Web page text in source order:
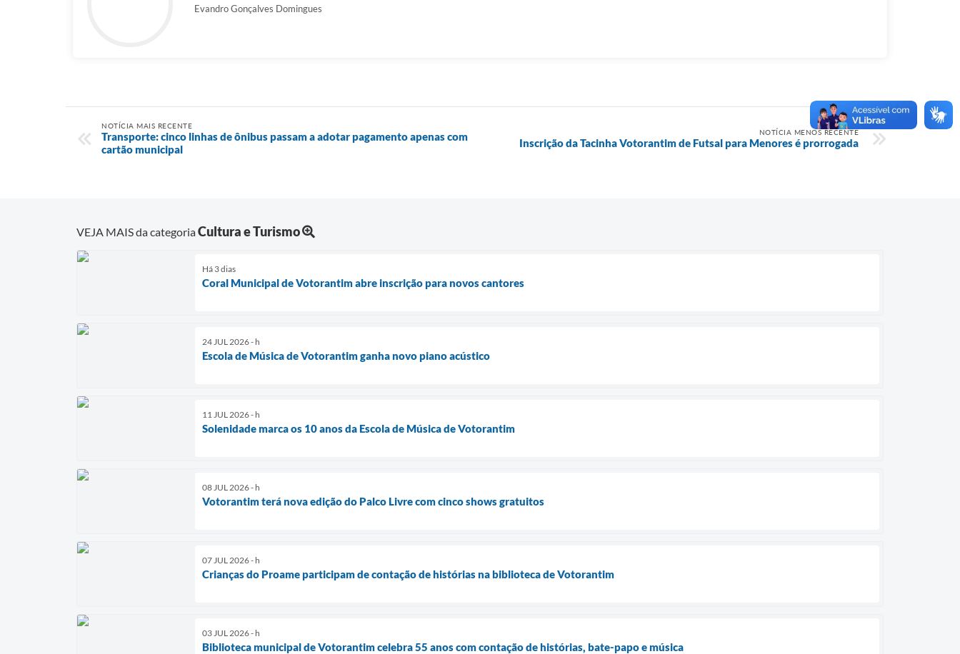
Evandro Gonçalves Domingues
NOTÍCIA MAIS RECENTE
Transporte: cinco linhas de ônibus passam a adotar pagamento apenas com
cartão municipal
NOTÍCIA MENOS RECENTE
Inscrição da Tacinha Votorantim de Futsal para Menores é prorrogada
VEJA MAIS da categoriaCultura e Turismo
Há 3 dias
Coral Municipal de Votorantim abre inscrição para novos cantores
24 JUL 2026 - h
Escola de Música de Votorantim ganha novo piano acústico
11 JUL 2026 - h
Solenidade marca os 10 anos da Escola de Música de Votorantim
08 JUL 2026 - h
Votorantim terá nova edição do Palco Livre com cinco shows gratuitos
07 JUL 2026 - h
Crianças do Proame participam de contação de histórias na biblioteca de Votorantim
03 JUL 2026 - h
Biblioteca municipal de Votorantim celebra 55 anos com contação de histórias, bate-papo e música